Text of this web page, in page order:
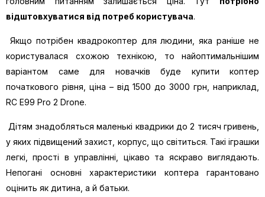
відштовхуватися від потреб користувача.
Якщо потрібен квадрокоптер для людини, яка раніше не
користувалася схожою технікою, то найоптимальнішим
варіантом саме для новачків буде купити коптер
початкового рівня, ціна – від 1500 до 3000 грн, наприклад,
RC E99 Pro 2 Drone.
Дітям знадобляться маленькі квадрики до 2 тисяч гривень,
у яких підвищений захист, корпус, що світиться. Такі іграшки
легкі, прості в управлінні, цікаво та яскраво виглядають.
Непогані основні характеристики коптера гарантовано
оцінить як дитина, а й батьки.